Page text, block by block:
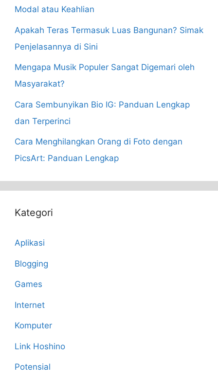
Modal atau Keahlian
Apakah Teras Termasuk Luas Bangunan? Simak
Penjelasannya di Sini
Mengapa Musik Populer Sangat Digemari oleh
Masyarakat?
Cara Sembunyikan Bio IG: Panduan Lengkap
dan Terperinci
Cara Menghilangkan Orang di Foto dengan
PicsArt: Panduan Lengkap
Kategori
Aplikasi
Blogging
Games
Internet
Komputer
Link Hoshino
Potensial